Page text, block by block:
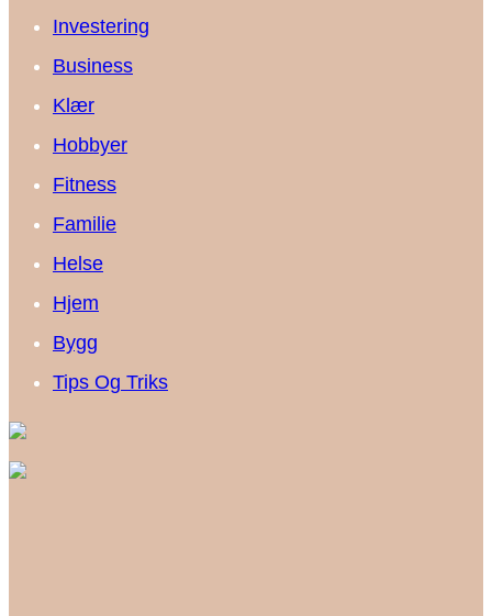
Investering
Business
Klær
Hobbyer
Fitness
Familie
Helse
Hjem
Bygg
Tips Og Triks